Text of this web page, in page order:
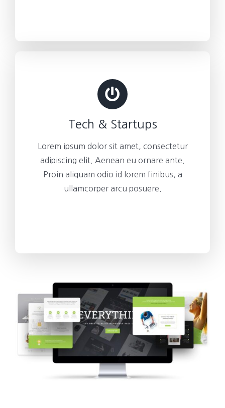
Tech & Startups
Lorem ipsum dolor sit amet, consectetur
adipiscing elit. Aenean eu ornare ante.
Proin aliquam odio id lorem finibus, a
ullamcorper arcu posuere.